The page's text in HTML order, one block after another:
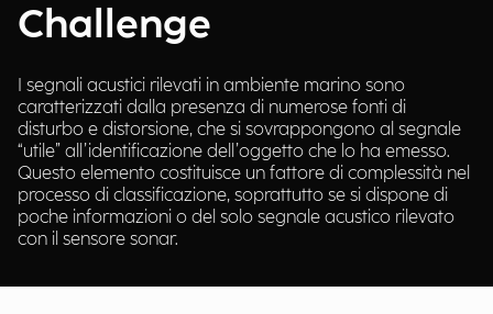
Challenge
I segnali acustici rilevati in ambiente marino sono
caratterizzati dalla presenza di numerose fonti di
disturbo e distorsione, che si sovrappongono al segnale
“utile” all’identificazione dell’oggetto che lo ha emesso.
Questo elemento costituisce un fattore di complessità nel
processo di classificazione, soprattutto se si dispone di
poche informazioni o del solo segnale acustico rilevato
con il sensore sonar.